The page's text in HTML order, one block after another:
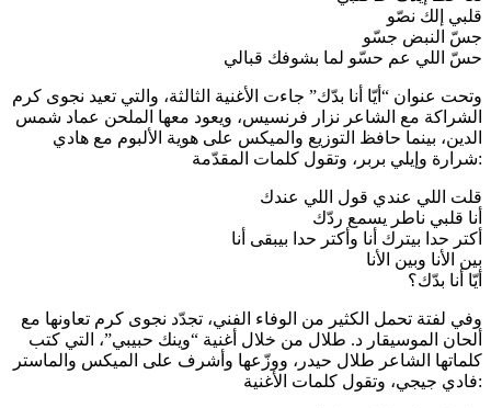
قلبي إلك نصّو
جسّ النبض جسّو
حسّ اللي عم حسّو لما بشوفك قبالي
وتحت عنوان “أيّا أنا بدّك” جاءت الأغنية الثالثة، والتي تعيد نجوى كرم
الشراكة مع الشاعر نزار فرنسيس، ويعود معها الملحن عماد شمس
الدين، بينما حافظ التوزيع والميكس على هوية الألبوم مع هادي
شرارة وإيلي بربر، وتقول كلمات المقدّمة:
قلت اللي عندي قول اللي عندك
أنا قلبي ناطر يسمع ردّك
أكتر حدا بيترك أنا وأكتر حدا بيبقى أنا
بين الأنا وبين الأنا
أيّا أنا بدّك؟
وفي لفتة تحمل الكثير من الوفاء الفني، تجدّد نجوى كرم تعاونها مع
ألحان الموسيقار د. طلال من خلال أغنية “وينك حبيبي”، التي كتب
كلماتها الشاعر طلال حيدر، ووزّعها وأشرف على الميكس والماستر
فادي جيجي، وتقول كلمات الأغنية: